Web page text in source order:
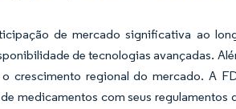
de mercado significativa ao
de tecnologias avançadas.
crescimento regional do mercado. A
medicamentos com seus regulamentos